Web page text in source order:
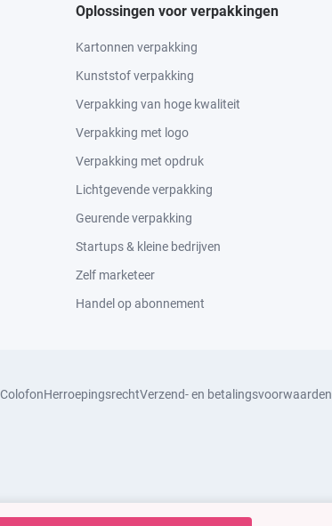
Oplossingen voor verpakkingen
Kartonnen verpakking
Kunststof verpakking
Verpakking van hoge kwaliteit
Verpakking met logo
Verpakking met opdruk
Lichtgevende verpakking
Geurende verpakking
Startups & kleine bedrijven
Zelf marketeer
Handel op abonnement
ColofonHerroepingsrechtVerzend- en betalingsvoorwaarden